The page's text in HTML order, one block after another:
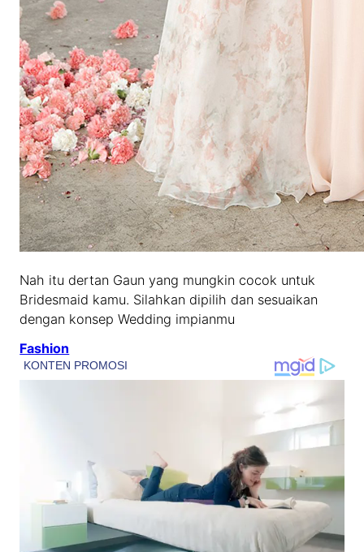
Nah itu dertan Gaun yang mungkin cocok untuk
Bridesmaid kamu. Silahkan dipilih dan sesuaikan
dengan konsep Wedding impianmu
Fashion